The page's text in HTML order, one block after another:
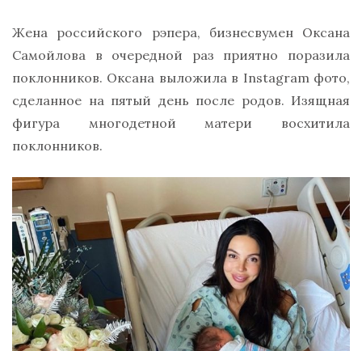
Жена российского рэпера, бизнесвумен Оксана
Самойлова в очередной раз приятно поразила
поклонников. Оксана выложила в Instagram фото,
сделанное на пятый день после родов. Изящная
фигура многодетной матери восхитила
поклонников.